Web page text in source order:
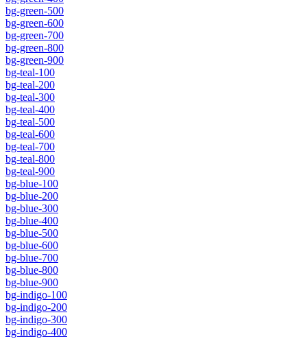
bg-green-500
bg-green-600
bg-green-700
bg-green-800
bg-green-900
bg-teal-100
bg-teal-200
bg-teal-300
bg-teal-400
bg-teal-500
bg-teal-600
bg-teal-700
bg-teal-800
bg-teal-900
bg-blue-100
bg-blue-200
bg-blue-300
bg-blue-400
bg-blue-500
bg-blue-600
bg-blue-700
bg-blue-800
bg-blue-900
bg-indigo-100
bg-indigo-200
bg-indigo-300
bg-indigo-400